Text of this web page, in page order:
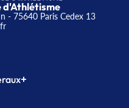
d'Athlétisme
- 75640 Paris Cedex 13
+